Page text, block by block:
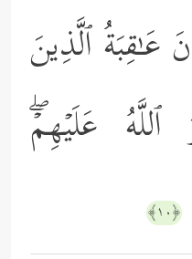
عَـٰقِبَةُ ٱلَّذِینَ
عَلَیۡهِمۡۖ
﴿١٠﴾